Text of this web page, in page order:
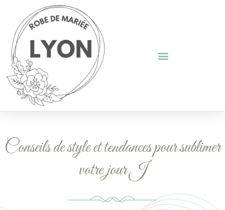
Conseils de style et tendances pour sublimer
votre jour J